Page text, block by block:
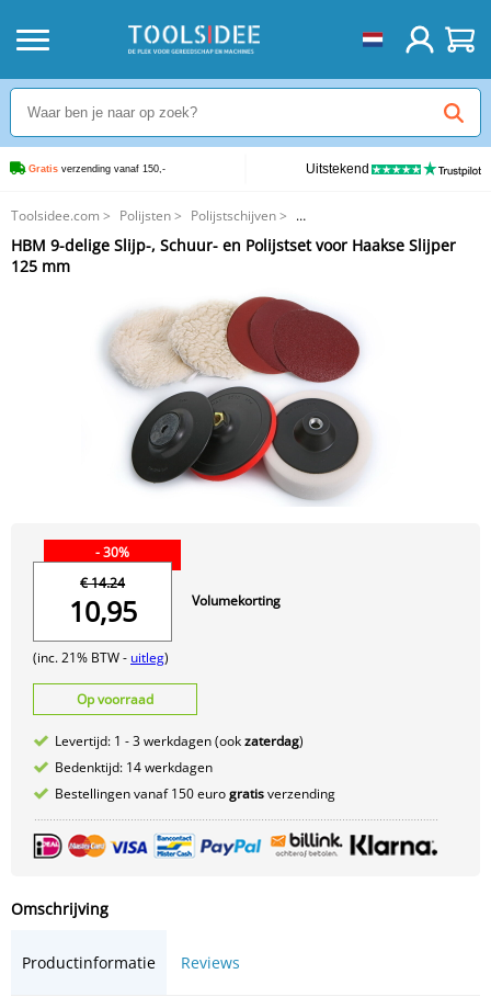
Gratis verzending vanaf 150,- Uitstekend
Toolsidee.com > Polijsten> Polijstschijven>
HBM 9-delige Slijp-, Schuur- en Polijstset voor Haakse Slijper 125 mm
HBM 9-delige Slijp-, Schuur- en Polijstset voor Haakse Slijper
125 mm
- 30%
€ 14.24
10,95
(inc. 21% BTW - uitleg)
Volumekorting
Op voorraad
Levertijd: 1 - 3 werkdagen (ookzaterdag)
Bedenktijd: 14 werkdagen
Bestellingen vanaf 150 eurogratisverzending
Omschrijving
Productinformatie Reviews